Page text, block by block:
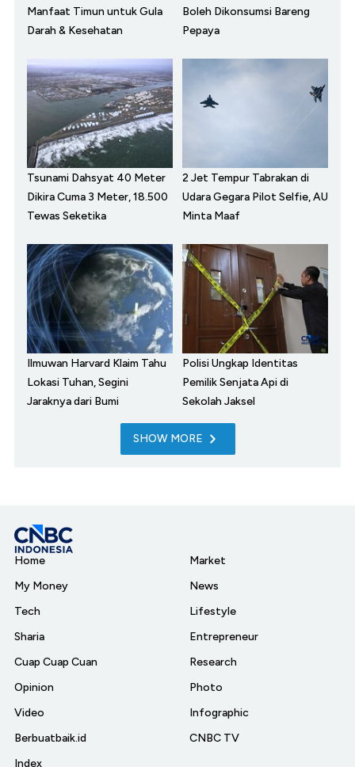
Manfaat Timun untuk Gula
Darah & Kesehatan
Boleh Dikonsumsi Bareng
Pepaya
Tsunami Dahsyat 40 Meter
Dikira Cuma 3 Meter, 18.500
Tewas Seketika
2 Jet Tempur Tabrakan di
Udara Gegara Pilot Selfie, AU
Minta Maaf
Ilmuwan Harvard Klaim Tahu
Lokasi Tuhan, Segini
Jaraknya dari Bumi
Polisi Ungkap Identitas
Pemilik Senjata Api di
Sekolah Jaksel
SHOW MORE
Home
My Money
Tech
Sharia
Cuap Cuap Cuan
Opinion
Video
Berbuatbaik.id
Index
Market
News
Lifestyle
Entrepreneur
Research
Photo
Infographic
CNBC TV